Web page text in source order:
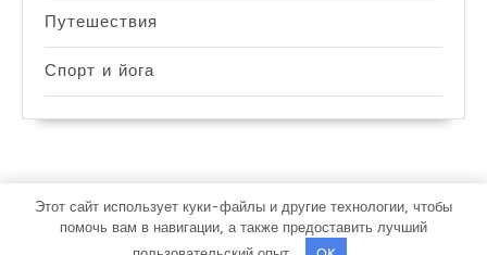
Путешествия
Спорт и йога
Bakery WordPress ThemeBy VWThemes
Этот сайт использует куки-файлы и другие технологии, чтобы
помочь вам в навигации, а также предоставить лучший